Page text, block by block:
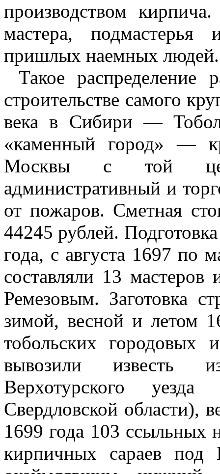
производством
мастера,
пришлых наемных людей.
Такое распределение
строительстве самого
века в Сибири —
«каменный город» —
Москвы с той
административный и
от пожаров. Сметная
44245 рублей.
года, с августа 1697 по
составляли 13
Ремезовым. Заготовка
зимой, весной и летом
тобольских городовых
вывозили известь
Верхотурского
Свердловской области),
1699 года 103 ссыльных
кирпичных сараев